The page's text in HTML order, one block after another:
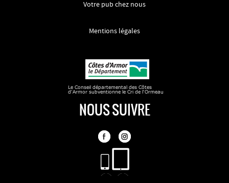
Votre pub chez nous
Mentions légales
NOUS SUIVRE